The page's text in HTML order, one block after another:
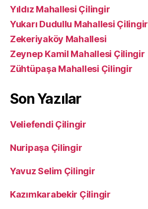
Yıldız Mahallesi Çilingir
Yukarı Dudullu Mahallesi Çilingir
Zekeriyaköy Mahallesi
Zeynep Kamil Mahallesi Çilingir
Zühtüpaşa Mahallesi Çilingir
Son Yazılar
Veliefendi Çilingir
Nuripaşa Çilingir
Yavuz Selim Çilingir
Kazımkarabekir Çilingir